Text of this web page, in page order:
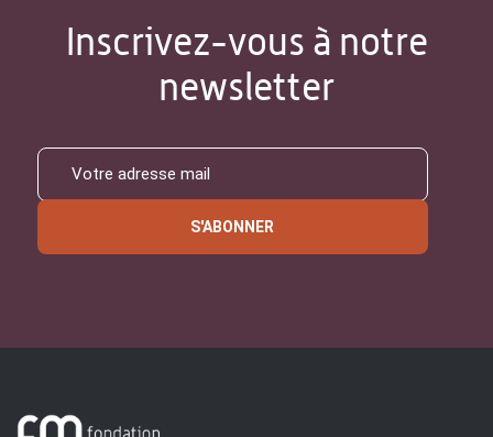
Inscrivez-vous à notre
newsletter
S'ABONNER